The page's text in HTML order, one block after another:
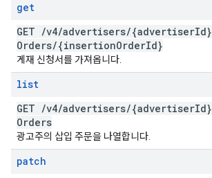
get
GET /v4/advertisers/{advertiserId}
Orders/{insertionOrderId}
게재 신청서를 가져옵니다.
list
GET /v4/advertisers/{advertiserId}
Orders
광고주의 삽입 주문을 나열합니다.
patch